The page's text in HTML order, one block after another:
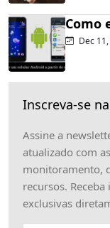
Como
Dec
Inscreva-se
Assine a
atualizado com
monitoramento,
recursos.
exclusivas